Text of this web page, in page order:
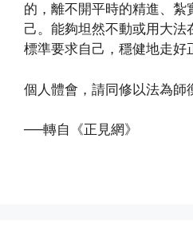
的，離不開平時的精進、紮
己。能夠坦然不動或用大法
標準要求自己，穩健地走好
個人體會，請同修以法為師
──轉自《正見網》